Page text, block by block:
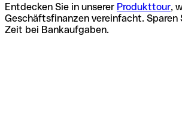
Entdecken Sie in unserer Produkttour,
Geschäftsfinanzen vereinfacht. Sparen
Zeit bei Bankaufgaben.